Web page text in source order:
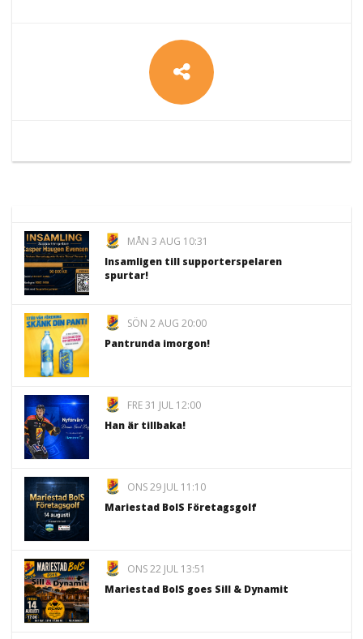
MÅN 3 AUG 10:31
Insamligen till supporterspelaren
spurtar!
SÖN 2 AUG 20:00
Pantrunda imorgon!
FRE 31 JUL 12:00
Han är tillbaka!
ONS 29 JUL 11:10
Mariestad BoIS Företagsgolf
ONS 22 JUL 13:51
Mariestad BoIS goes Sill & Dynamit